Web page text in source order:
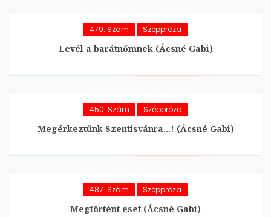
479. Szám Széppróza
Levél a barátnőmnek (Ácsné Gabi)
450. Szám Széppróza
Megérkeztünk Szentisvánra…! (Ácsné Gabi)
487. Szám Széppróza
Megtörtént eset (Ácsné Gabi)